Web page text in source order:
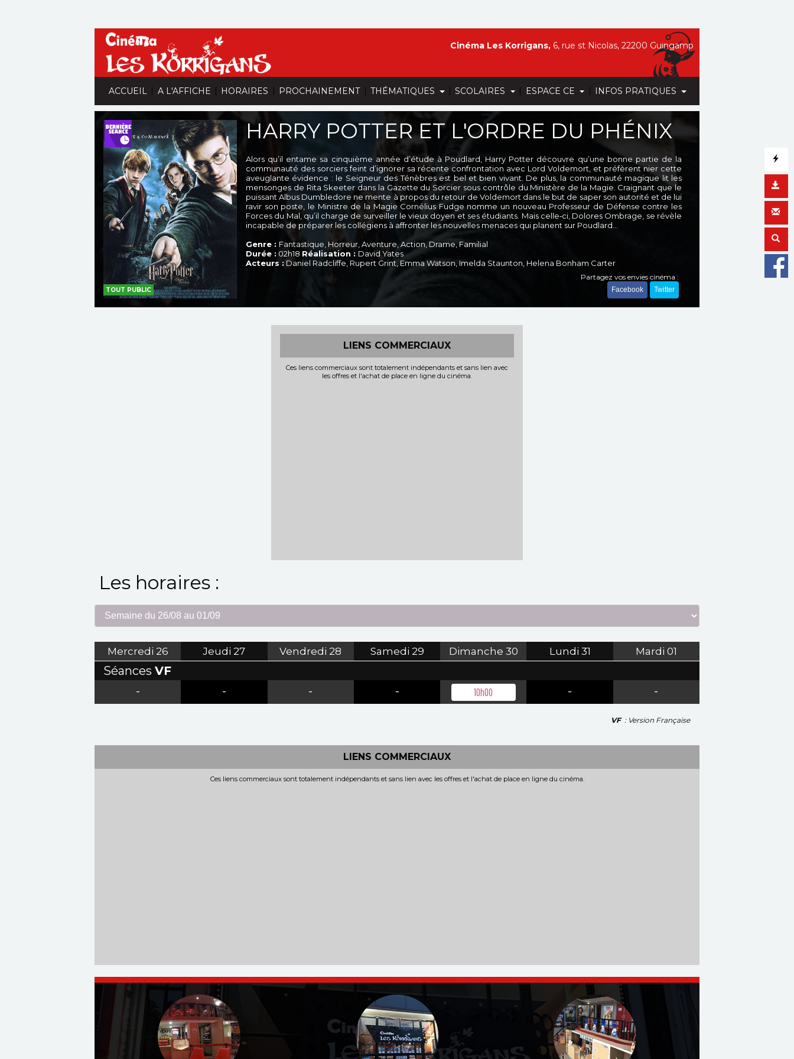
ACCUEIL | A L'AFFICHE | HORAIRES | PROCHAINEMENT | THÉMATIQUES | SCOLAIRES | ESPACE CE | INFOS PRATIQUES
Cinéma Les Korrigans, 6, rue st Nicolas, 22200 Guingamp
TOUT PUBLIC
HARRY POTTER ET L'ORDRE DU PHÉNIX
Alors qu’il entame sa cinquième année d’étude à Poudlard, Harry Potter découvre qu’une bonne partie de la
communauté des sorciers feint d’ignorer sa récente confrontation avec Lord Voldemort, et préfèrent nier cette
aveuglante évidence : le Seigneur des Ténèbres est bel et bien vivant. De plus, la communauté magique lit les
mensonges de Rita Skeeter dans la Gazette du Sorcier sous contrôle du Ministère de la Magie. Craignant que le
puissant Albus Dumbledore ne mente à propos du retour de Voldemort dans le but de saper son autorité et de lui
ravir son poste, le Ministre de la Magie Cornélius Fudge nomme un nouveau Professeur de Défense contre les
Forces du Mal, qu’il charge de surveiller le vieux doyen et ses étudiants. Mais celle‐ci, Dolores Ombrage, se révèle
incapable de préparer les collégiens à affronter les nouvelles menaces qui planent sur Poudlard…
Genre : Fantastique, Horreur, Aventure, Action, Drame, Familial
Durée : 02h18 Réalisation : David Yates
Acteurs : Daniel Radcliffe, Rupert Grint, Emma Watson, Imelda Staunton, Helena Bonham Carter
Partagez vos envies cinéma :
Facebook Twitter
LIENS COMMERCIAUX
Ces liens commerciaux sont totalement indépendants et sans lien avec
les offres et l'achat de place en ligne du cinéma.
Les horaires :
Mercredi 26 Jeudi 27 Vendredi 28 Samedi 29 Dimanche 30 Lundi 31 Mardi 01
Séances VF
-
- - - 10h00 - -
VF : Version Française
LIENS COMMERCIAUX
Ces liens commerciaux sont totalement indépendants et sans lien avec les offres et l'achat de place en ligne du cinéma.